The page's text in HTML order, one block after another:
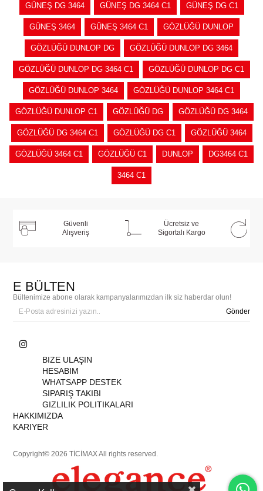
GÜNEŞ DG 3464 GÜNEŞ DG 3464 C1 GÜNEŞ DG C1
GÜNEŞ 3464 GÜNEŞ 3464 C1 GÖZLÜĞÜ DUNLOP
GÖZLÜĞÜ DUNLOP DG GÖZLÜĞÜ DUNLOP DG 3464
GÖZLÜĞÜ DUNLOP DG 3464 C1 GÖZLÜĞÜ DUNLOP DG C1
GÖZLÜĞÜ DUNLOP 3464 GÖZLÜĞÜ DUNLOP 3464 C1
GÖZLÜĞÜ DUNLOP C1 GÖZLÜĞÜ DG GÖZLÜĞÜ DG 3464
GÖZLÜĞÜ DG 3464 C1 GÖZLÜĞÜ DG C1 GÖZLÜĞÜ 3464
GÖZLÜĞÜ 3464 C1 GÖZLÜĞÜ C1 DUNLOP DG3464 C1
3464 C1
Güvenli
Alışveriş
Ücretsiz ve
Sigortalı Kargo
E BÜLTEN
Bültenimize abone olarak kampanyalarımızdan ilk siz haberdar olun!
Gönder
BIZE ULAŞIN
HESABIM
WHATSAPP DESTEK
SIPARIŞ TAKIBI
GIZLILIK POLITIKALARI
HAKKIMIZDA
KARIYER
Copyright© 2026 TİCİMAX All rights reserved.